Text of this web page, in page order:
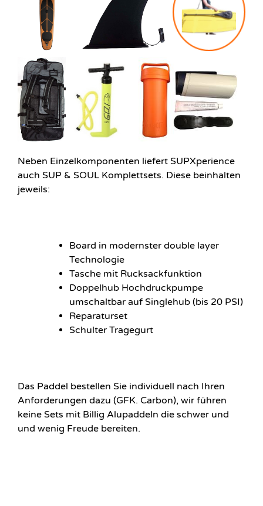
Neben Einzelkomponenten liefert SUPXperience
auch SUP & SOUL Komplettsets. Diese beinhalten
jeweils:
Board in modernster double layer
Technologie
Tasche mit Rucksackfunktion
Doppelhub Hochdruckpumpe
umschaltbar auf Singlehub (bis 20 PSI)
Reparaturset
Schulter Tragegurt
Das Paddel bestellen Sie individuell nach Ihren
Anforderungen dazu (GFK. Carbon), wir führen
keine Sets mit Billig Alupaddeln die schwer und
und wenig Freude bereiten.